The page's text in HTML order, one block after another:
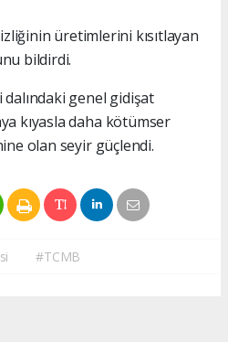
üretimlerini kısıtlayan
bildirdi.
genel gidişat
kıyasla daha kötümser
olan seyir güçlendi.
#TCMB